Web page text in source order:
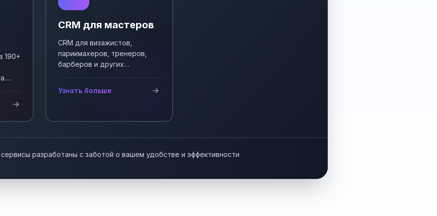
190+
CRM для мастеров
CRM для визажистов,
парикмахеров, тренеров,
барберов и других
Узнать больше
сервисы разработаны с заботой о вашем удобстве и эффективности